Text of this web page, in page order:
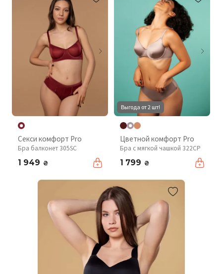
Секси комфорт Pro
Бра балконет 305SC
1 949 ₴
Выгода от 2 шт!
Цветной комфорт Pro
Бра с мягкой чашкой 322CP
1 799 ₴